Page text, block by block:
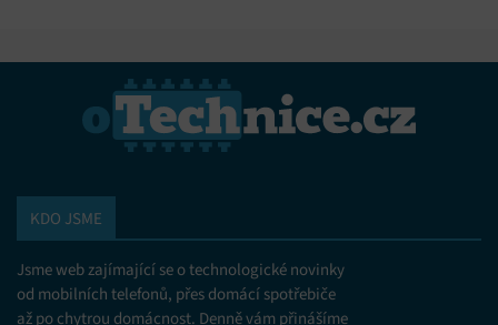
KDO JSME
Jsme web zajímající se o technologické novinky
od mobilních telefonů, přes domácí spotřebiče
až po chytrou domácnost. Denně vám přinášíme